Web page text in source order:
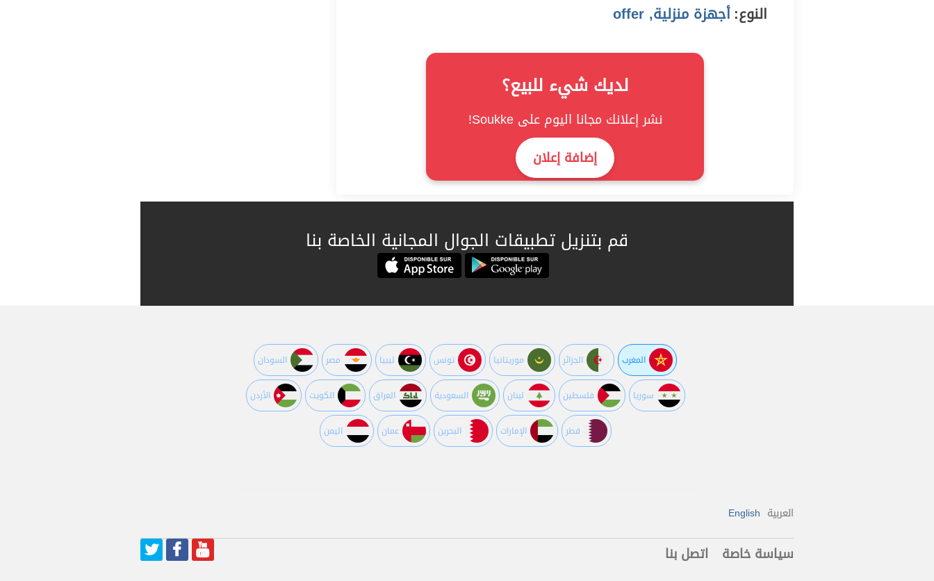
النوع:أجهزة منزلية, offer
لديك شيء للبيع؟
نشر إعلانك مجانا اليوم على Soukke!
إضافة إعلان
قم بتنزيل تطبيقات الجوال المجانية الخاصة بنا
المغرب الجزائر موريتانيا تونس ليبيا مصر السودان
سوريا فلسطين لبنان السعودية العراق الكويت اﻷردن
قطر اﻹمارات البحرين عمان اليمن
العربية English
سياسة خاصة اتصل بنا